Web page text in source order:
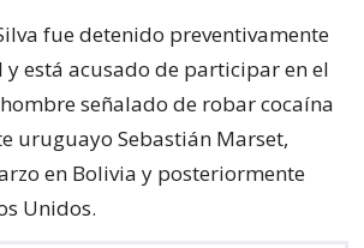
fue detenido preventivamente
está acusado de participar en el
señalado de robar cocaína
uruguayo Sebastián Marset,
en Bolivia y posteriormente
Unidos.